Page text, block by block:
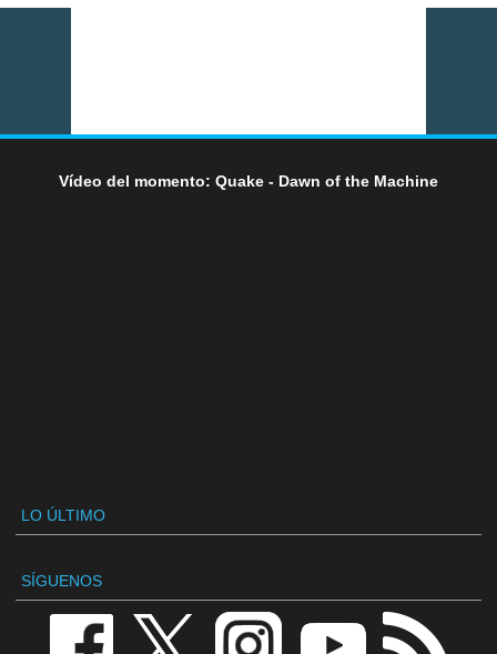
Vídeo del momento: Quake - Dawn of the Machine
LO ÚLTIMO
SÍGUENOS